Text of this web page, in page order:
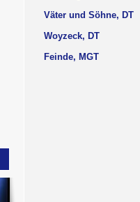
Väter und Söhne, DT
Woyzeck, DT
Feinde, MGT